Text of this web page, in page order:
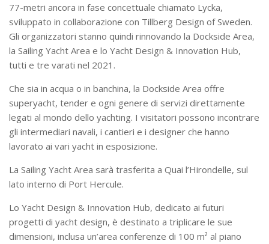
77-metri ancora in fase concettuale chiamato Lycka,
sviluppato in collaborazione con Tillberg Design of Sweden.
Gli organizzatori stanno quindi rinnovando la Dockside Area,
la Sailing Yacht Area e lo Yacht Design & Innovation Hub,
tutti e tre varati nel 2021.
Che sia in acqua o in banchina, la Dockside Area offre
superyacht, tender e ogni genere di servizi direttamente
legati al mondo dello yachting. I visitatori possono incontrare
gli intermediari navali, i cantieri e i designer che hanno
lavorato ai vari yacht in esposizione.
La Sailing Yacht Area sarà trasferita a Quai l’Hirondelle, sul
lato interno di Port Hercule.
Lo Yacht Design & Innovation Hub, dedicato ai futuri
progetti di yacht design, è destinato a triplicare le sue
dimensioni, inclusa un’area conferenze di 100 m² al piano